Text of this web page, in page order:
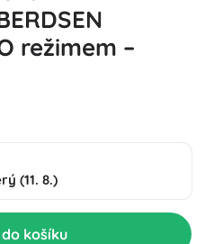
režimem –
(11. 8.)
košíku